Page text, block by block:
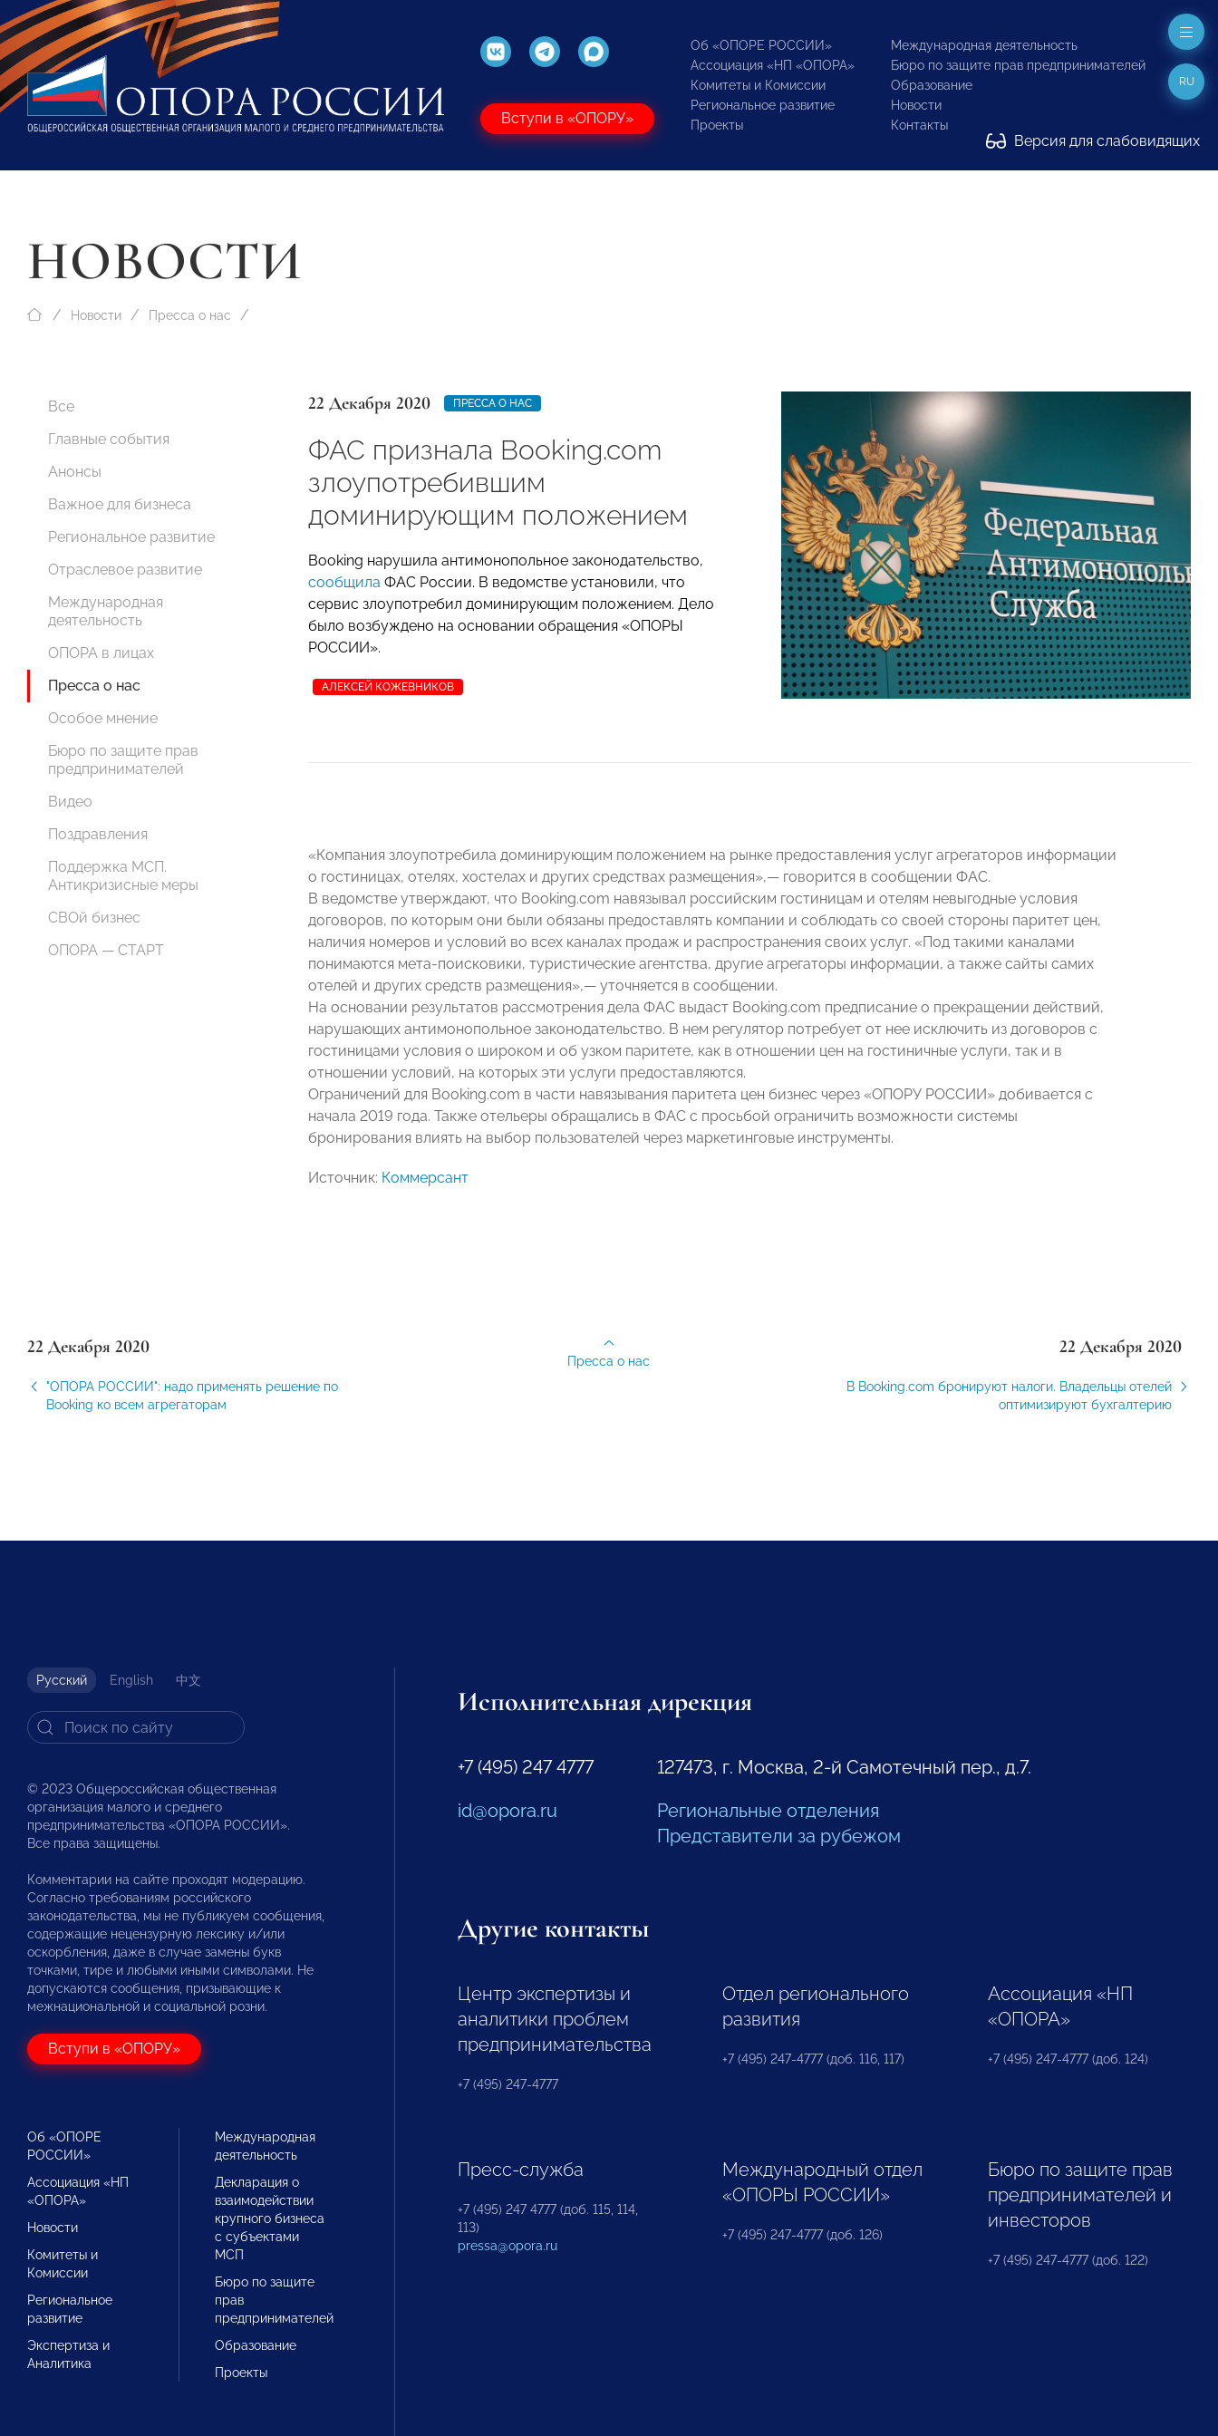
Вступи в «ОПОРУ»
Об «ОПОРЕ РОССИИ»
Ассоциация «НП «ОПОРА»
Комитеты и Комиссии
Региональное развитие
Проекты
Международная деятельность
Бюро по защите прав предпринимателей
Образование
Новости
Контакты
Версия для слабовидящих
RU
НОВОСТИ
Новости Пресса о нас
Все
Главные события
Анонсы
Важное для бизнеса
Региональное развитие
Отраслевое развитие
Международная
деятельность
ОПОРА в лицах
Пресса о нас
Особое мнение
Бюро по защите прав
предпринимателей
Видео
Поздравления
Поддержка МСП.
Антикризисные меры
СВОй бизнес
ОПОРА — СТАРТ
22 Декабря 2020 ПРЕССА О НАС
ФАС признала Booking.com
злоупотребившим
доминирующим положением
Booking нарушила антимонопольное законодательство,
сообщила ФАС России. В ведомстве установили, что
сервис злоупотребил доминирующим положением. Дело
было возбуждено на основании обращения «ОПОРЫ
РОССИИ».
АЛЕКСЕЙ КОЖЕВНИКОВ
«Компания злоупотребила доминирующим положением на рынке предоставления услуг агрегаторов информации
о гостиницах, отелях, хостелах и других средствах размещения»,— говорится в сообщении ФАС.
В ведомстве утверждают, что Booking.com навязывал российским гостиницам и отелям невыгодные условия
договоров, по которым они были обязаны предоставлять компании и соблюдать со своей стороны паритет цен,
наличия номеров и условий во всех каналах продаж и распространения своих услуг. «Под такими каналами
понимаются мета-поисковики, туристические агентства, другие агрегаторы информации, а также сайты самих
отелей и других средств размещения»,— уточняется в сообщении.
На основании результатов рассмотрения дела ФАС выдаст Booking.com предписание о прекращении действий,
нарушающих антимонопольное законодательство. В нем регулятор потребует от нее исключить из договоров с
гостиницами условия о широком и об узком паритете, как в отношении цен на гостиничные услуги, так и в
отношении условий, на которых эти услуги предоставляются.
Ограничений для Booking.com в части навязывания паритета цен бизнес через «ОПОРУ РОССИИ» добивается с
начала 2019 года. Также отельеры обращались в ФАС с просьбой ограничить возможности системы
бронирования влиять на выбор пользователей через маркетинговые инструменты.
Источник: Коммерсант
22 Декабря 2020
"ОПОРА РОССИИ": надо применять решение по
Booking ко всем агрегаторам
22 Декабря 2020
В Booking.com бронируют налоги. Владельцы отелей
оптимизируют бухгалтерию
Пресса о нас
Русский English 中文
© 2023 Общероссийская общественная
организация малого и среднего
предпринимательства «ОПОРА РОССИИ».
Все права защищены.
Комментарии на сайте проходят модерацию.
Согласно требованиям российского
законодательства, мы не публикуем сообщения,
содержащие нецензурную лексику и/или
оскорбления, даже в случае замены букв
точками, тире и любыми иными символами. Не
допускаются сообщения, призывающие к
межнациональной и социальной розни.
Вступи в «ОПОРУ»
Об «ОПОРЕ
РОССИИ»
Ассоциация «НП
«ОПОРА»
Новости
Комитеты и
Комиссии
Региональное
развитие
Экспертиза и
Аналитика
Международная
деятельность
Декларация о
взаимодействии
крупного бизнеса
с субъектами
МСП
Бюро по защите
прав
предпринимателей
Образование
Проекты
Исполнительная дирекция
+7 (495) 247 4777
id@opora.ru
127473, г. Москва, 2-й Самотечный пер., д.7.
Региональные отделения
Представители за рубежом
Другие контакты
Центр экспертизы и
аналитики проблем
предпринимательства
+7 (495) 247-4777
Отдел регионального
развития
+7 (495) 247-4777 (доб. 116, 117)
Ассоциация «НП
«ОПОРА»
+7 (495) 247-4777 (доб. 124)
Пресс-служба
+7 (495) 247 4777 (доб. 115, 114,
113)
pressa@opora.ru
Международный отдел
«ОПОРЫ РОССИИ»
+7 (495) 247-4777 (доб. 126)
Бюро по защите прав
предпринимателей и
инвесторов
+7 (495) 247-4777 (доб. 122)